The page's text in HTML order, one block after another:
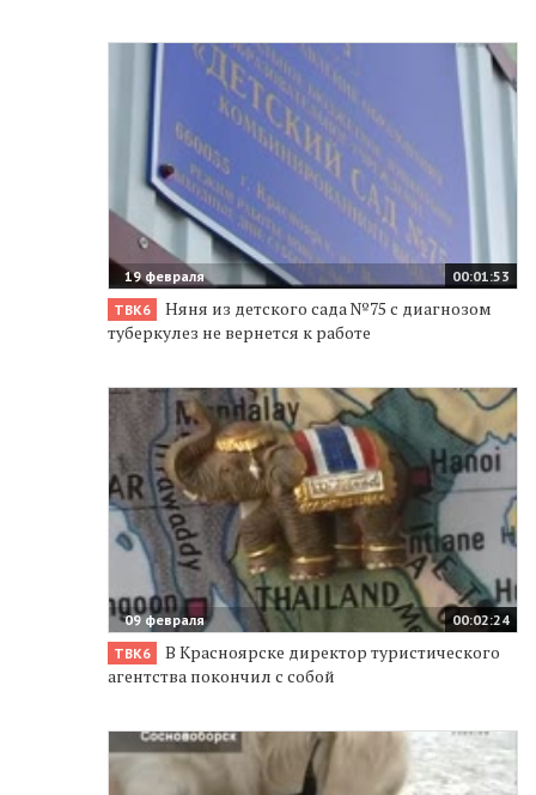
00:01:53
19 февраля
ТВК6
Няня из детского сада №75 с диагнозом
туберкулез не вернется к работе
00:02:24
09 февраля
ТВК6
В Красноярске директор туристического
агентства покончил с собой